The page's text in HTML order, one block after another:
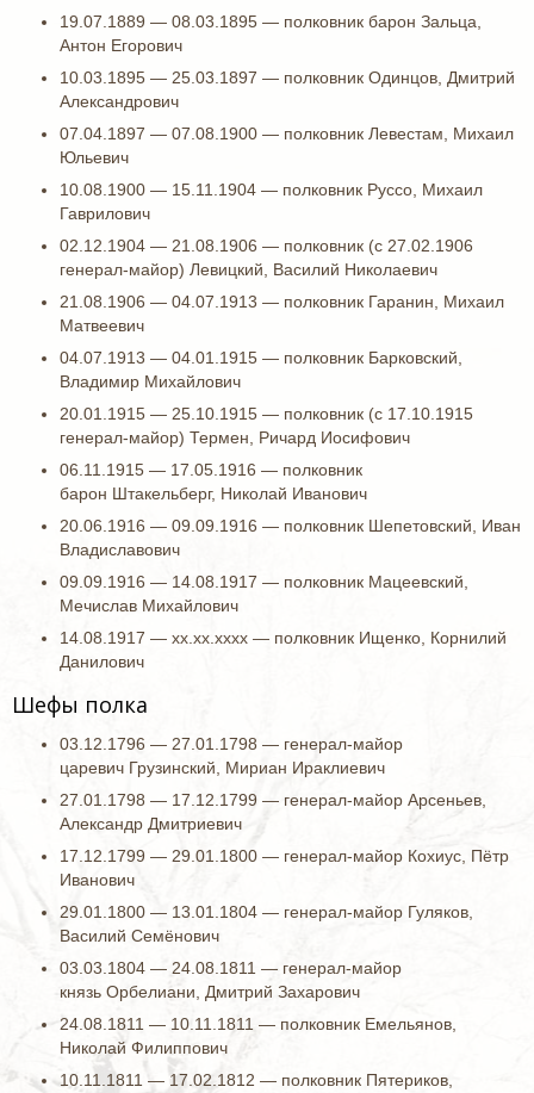
19.07.1889 — 08.03.1895 — полковник барон Зальца,
Антон Егорович
10.03.1895 — 25.03.1897 — полковник Одинцов, Дмитрий
Александрович
07.04.1897 — 07.08.1900 — полковник Левестам, Михаил
Юльевич
10.08.1900 — 15.11.1904 — полковник Руссо, Михаил
Гаврилович
02.12.1904 — 21.08.1906 — полковник (с 27.02.1906
генерал-майор) Левицкий, Василий Николаевич
21.08.1906 — 04.07.1913 — полковник Гаранин, Михаил
Матвеевич
04.07.1913 — 04.01.1915 — полковник Барковский,
Владимир Михайлович
20.01.1915 — 25.10.1915 — полковник (с 17.10.1915
генерал-майор) Термен, Ричард Иосифович
06.11.1915 — 17.05.1916 — полковник
барон Штакельберг, Николай Иванович
20.06.1916 — 09.09.1916 — полковник Шепетовский, Иван
Владиславович
09.09.1916 — 14.08.1917 — полковник Мацеевский,
Мечислав Михайлович
14.08.1917 — хх.хх.хххх — полковник Ищенко, Корнилий
Данилович
Шефы полка
03.12.1796 — 27.01.1798 — генерал-майор
царевич Грузинский, Мириан Ираклиевич
27.01.1798 — 17.12.1799 — генерал-майор Арсеньев,
Александр Дмитриевич
17.12.1799 — 29.01.1800 — генерал-майор Кохиус, Пётр
Иванович
29.01.1800 — 13.01.1804 — генерал-майор Гуляков,
Василий Семёнович
03.03.1804 — 24.08.1811 — генерал-майор
князь Орбелиани, Дмитрий Захарович
24.08.1811 — 10.11.1811 — полковник Емельянов,
Николай Филиппович
10.11.1811 — 17.02.1812 — полковник Пятериков,